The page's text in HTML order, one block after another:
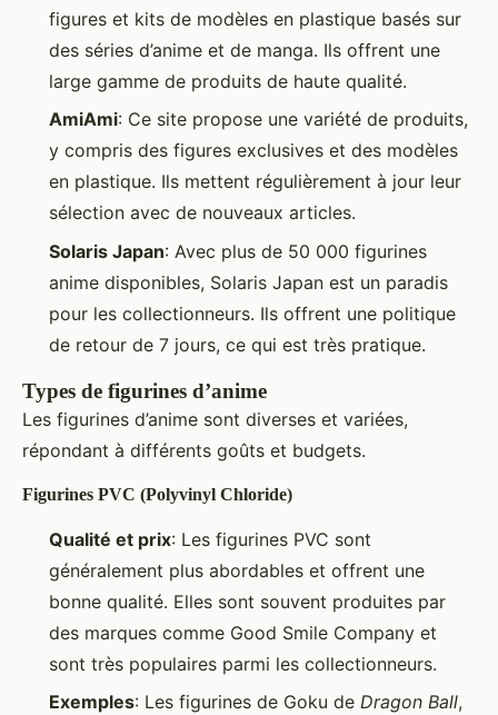
figures et kits de modèles en plastique basés sur
des séries d’anime et de manga. Ils offrent une
large gamme de produits de haute qualité.
AmiAmi: Ce site propose une variété de produits,
y compris des figures exclusives et des modèles
en plastique. Ils mettent régulièrement à jour leur
sélection avec de nouveaux articles.
Solaris Japan: Avec plus de 50 000 figurines
anime disponibles, Solaris Japan est un paradis
pour les collectionneurs. Ils offrent une politique
de retour de 7 jours, ce qui est très pratique.
Types de figurines d’anime
Les figurines d’anime sont diverses et variées,
répondant à différents goûts et budgets.
Figurines PVC (Polyvinyl Chloride)
Qualité et prix: Les figurines PVC sont
généralement plus abordables et offrent une
bonne qualité. Elles sont souvent produites par
des marques comme Good Smile Company et
sont très populaires parmi les collectionneurs.
Exemples: Les figurines de Goku de Dragon Ball,